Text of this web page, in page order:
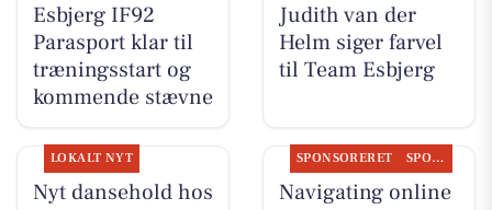
Esbjerg IF92
Parasport klar til
træningsstart og
kommende stævne
Judith van der
Helm siger farvel
til Team Esbjerg
LOKALT NYT
Nyt dansehold hos
SPONSORERET SPONSORERET INDHOLD
Navigating online